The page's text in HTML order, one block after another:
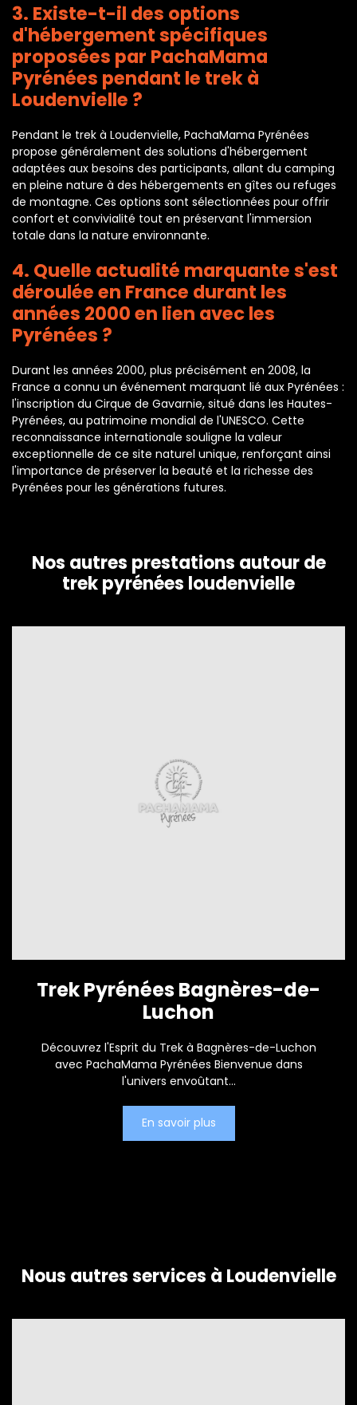
3. Existe-t-il des options
d'hébergement spécifiques
proposées par PachaMama
Pyrénées pendant le trek à
Loudenvielle ?
Pendant le trek à Loudenvielle, PachaMama Pyrénées
propose généralement des solutions d'hébergement
adaptées aux besoins des participants, allant du camping
en pleine nature à des hébergements en gîtes ou refuges
de montagne. Ces options sont sélectionnées pour offrir
confort et convivialité tout en préservant l'immersion
totale dans la nature environnante.
4. Quelle actualité marquante s'est
déroulée en France durant les
années 2000 en lien avec les
Pyrénées ?
Durant les années 2000, plus précisément en 2008, la
France a connu un événement marquant lié aux Pyrénées :
l'inscription du Cirque de Gavarnie, situé dans les Hautes-
Pyrénées, au patrimoine mondial de l'UNESCO. Cette
reconnaissance internationale souligne la valeur
exceptionnelle de ce site naturel unique, renforçant ainsi
l'importance de préserver la beauté et la richesse des
Pyrénées pour les générations futures.
Nos autres prestations autour de
trek pyrénées loudenvielle
Trek Pyrénées Bagnères-de-
Luchon
Découvrez l'Esprit du Trek à Bagnères-de-Luchon
avec PachaMama Pyrénées Bienvenue dans
l'univers envoûtant...
En savoir plus
Nous autres services à Loudenvielle